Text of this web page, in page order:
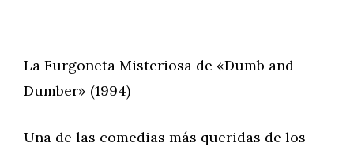
La Furgoneta Misteriosa de «Dumb and
Dumber» (1994)
Una de las comedias más queridas de los